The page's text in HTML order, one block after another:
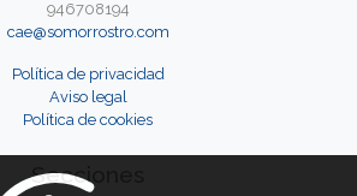
946708194
cae@somorrostro.com
Política de privacidad
Aviso legal
Política de cookies
Secciones